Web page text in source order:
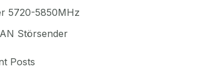
5720-5850MHz
Störsender
Posts